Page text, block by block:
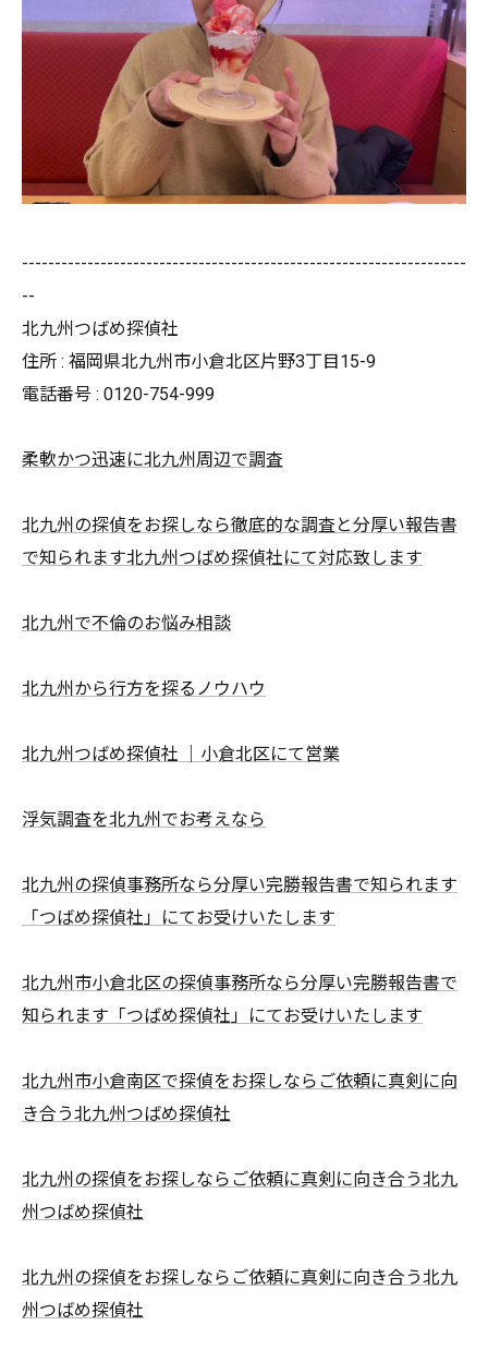
--------------------------------------------------------------------
--
北九州つばめ探偵社
住所 : 福岡県北九州市小倉北区片野3丁目15-9
電話番号 : 0120-754-999
柔軟かつ迅速に北九州周辺で調査
北九州の探偵をお探しなら徹底的な調査と分厚い報告書
で知られます北九州つばめ探偵社にて対応致します
北九州で不倫のお悩み相談
北九州から行方を探るノウハウ
北九州つばめ探偵社 ｜小倉北区にて営業
浮気調査を北九州でお考えなら
北九州の探偵事務所なら分厚い完勝報告書で知られます
「つばめ探偵社」にてお受けいたします
北九州市小倉北区の探偵事務所なら分厚い完勝報告書で
知られます「つばめ探偵社」にてお受けいたします
北九州市小倉南区で探偵をお探しならご依頼に真剣に向
き合う北九州つばめ探偵社
北九州の探偵をお探しならご依頼に真剣に向き合う北九
州つばめ探偵社
北九州の探偵をお探しならご依頼に真剣に向き合う北九
州つばめ探偵社